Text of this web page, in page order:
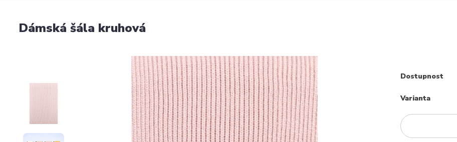
Dámská šála kruhová
Dostupnost
Varianta